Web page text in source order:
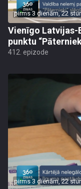
pirms 3 dienām, 22
Vienīgo Latvijas-
punktu
412. epizode
pirms 3 dienām, 22